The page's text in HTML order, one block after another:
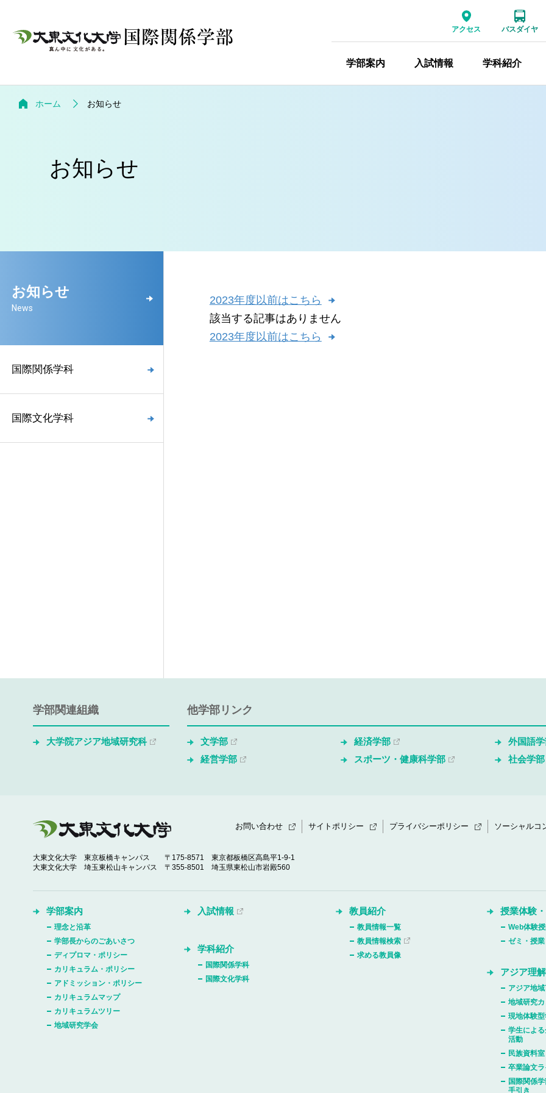
アクセス バスダイヤ
学部案内 入試情報 学科紹介
ホーム お知らせ
お知らせ
お知らせ
News
国際関係学科
国際文化学科
2023年度以前はこちら
該当する記事はありません
2023年度以前はこちら
学部関連組織
大学院アジア地域研究科
他学部リンク
文学部 経済学部 外国語
経営学部
スポーツ・健康科学部 社会学部
大東文化大学 東京板橋キャンパス
〒175-8571 東京都板橋区高島平1-9-1
大東文化大学 埼玉東松山キャンパス
〒355-8501 埼玉県東松山市岩殿560
お問い合わせ サイトポリシー プライバシーポリシー ソーシャルコ
学部案内
理念と沿革
学部長からのごあいさつ
ディプロマ・ポリシー
カリキュラム・ポリシー
アドミッション・ポリシー
カリキュラムマップ
カリキュラムツリー
地域研究学会
入試情報
学科紹介
国際関係学科
国際文化学科
教員紹介
教員情報一覧
教員情報検索
求める教員像
授業体験
Web体験
ゼミ・授業
アジア理
アジア地
地域研究
現地体験
学生によ
活動
民族資料室
卒業論文
国際関係
手引き